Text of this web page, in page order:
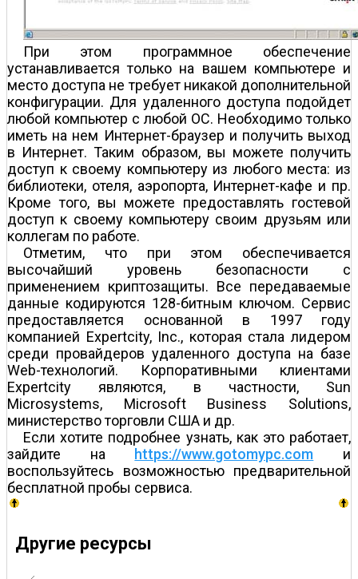
При этом программное обеспечение
устанавливается только на вашем компьютере и
место доступа не требует никакой дополнительной
конфигурации. Для удаленного доступа подойдет
любой компьютер с любой ОС. Необходимо только
иметь на нем Интернет-браузер и получить выход
в Интернет. Таким образом, вы можете получить
доступ к своему компьютеру из любого места: из
библиотеки, отеля, аэропорта, Интернет-кафе и пр.
Кроме того, вы можете предоставлять гостевой
доступ к своему компьютеру своим друзьям или
коллегам по работе.
Отметим, что при этом обеспечивается
высочайший уровень безопасности с
применением криптозащиты. Все передаваемые
данные кодируются 128-битным ключом. Сервис
предоставляется основанной в 1997 году
компанией Expertcity, Inc., которая стала лидером
среди провайдеров удаленного доступа на базе
Web-технологий. Корпоративными клиентами
Expertcity являются, в частности, Sun
Microsystems, Microsoft Business Solutions,
министерство торговли США и др.
Если хотите подробнее узнать, как это работает,
зайдите на
https://www.gotomypc.com и
воспользуйтесь возможностью предварительной
бесплатной пробы сервиса.
Другие ресурсы